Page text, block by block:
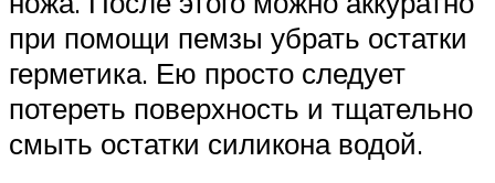
при помощи пемзы убрать остатки
герметика. Ею просто следует
потереть поверхность и тщательно
смыть остатки силикона водой.